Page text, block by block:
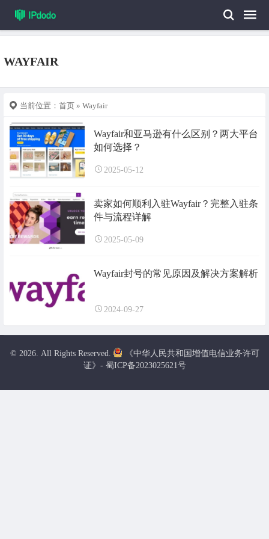
WAYFAIR
当前位置： 首页 » Wayfair
Wayfair和亚马逊有什么区别？两大平台
如何选择？
2025-05-12
卖家如何顺利入驻Wayfair？完整入驻条
件与流程详解
2025-05-09
Wayfair封号的常见原因及解决方案解析
2024-09-27
© 2026. All Rights Reserved.
《中华人民共和国增值电信业务许可
证》- 蜀ICP备2023025621号